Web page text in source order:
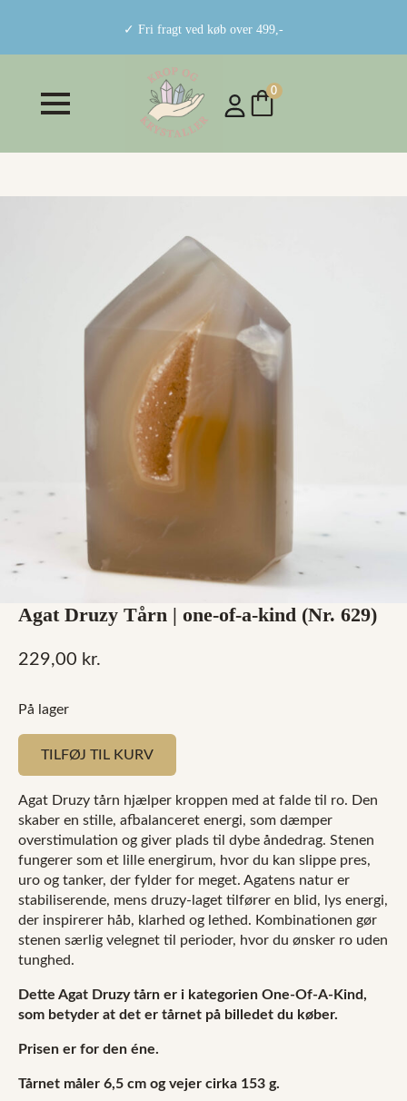
✓ Fri fragt ved køb over 499,-
0
Agat Druzy Tårn | one-of-a-kind (Nr. 629)
229,00 kr.
På lager
TILFØJ TIL KURV
Agat Druzy tårn hjælper kroppen med at falde til ro. Den
skaber en stille, afbalanceret energi, som dæmper
overstimulation og giver plads til dybe åndedrag. Stenen
fungerer som et lille energirum, hvor du kan slippe pres,
uro og tanker, der fylder for meget. Agatens natur er
stabiliserende, mens druzy-laget tilfører en blid, lys energi,
der inspirerer håb, klarhed og lethed. Kombinationen gør
stenen særlig velegnet til perioder, hvor du ønsker ro uden
tunghed.
Dette Agat Druzy tårn er i kategorien One-Of-A-Kind,
som betyder at det er tårnet på billedet du køber.
Prisen er for den éne.
Tårnet måler 6,5 cm og vejer cirka 153 g.